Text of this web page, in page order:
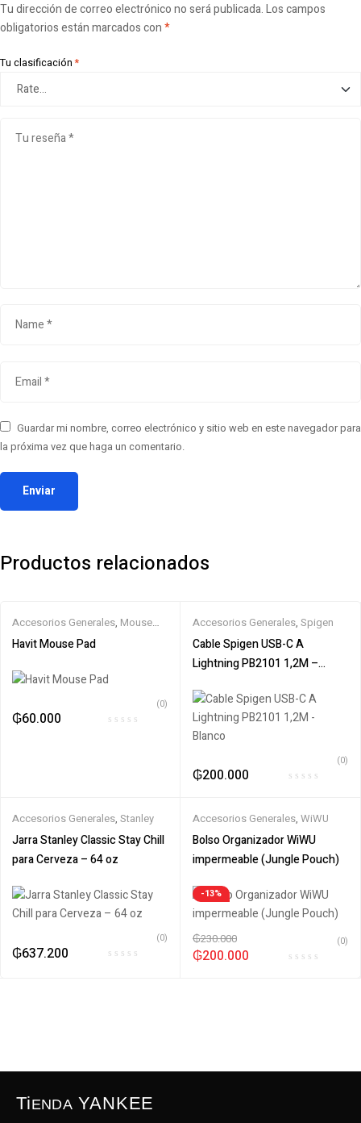
Tu dirección de correo electrónico no será publicada.Los campos
obligatorios están marcados con*
Tu clasificación*
Guardar mi nombre, correo electrónico y sitio web en este navegador para
la próxima vez que haga un comentario.
Productos relacionados
Accesorios Generales, Mouse
Pad
Havit Mouse Pad
₲60.000
(0)
Accesorios Generales, Spigen
Cable Spigen USB-C A
Lightning PB2101 1,2M –
₲200.000
(0)
Accesorios Generales, Stanley
Jarra Stanley Classic Stay Chill
para Cerveza – 64 oz
₲637.200
(0)
Accesorios Generales, WiWU
Bolso Organizador WiWU
impermeable (Jungle Pouch)
-13%
₲230.000
₲200.000
(0)
TiENDA YANKEE